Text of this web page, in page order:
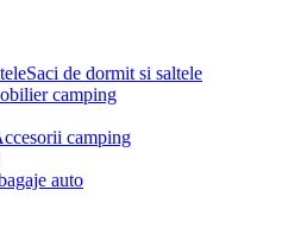
Saci de dormit si saltele
camping
camping
auto